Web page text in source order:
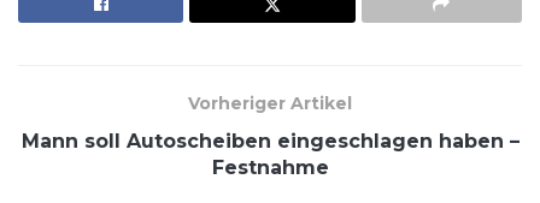
Vorheriger Artikel
Mann soll Autoscheiben eingeschlagen haben –
Festnahme